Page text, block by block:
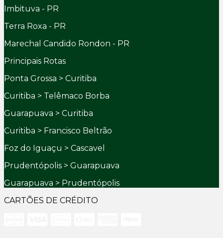
Imbituva - PR
Terra Roxa - PR
Marechal Candido Rondon - PR
Principais Rotas
Ponta Grossa > Curitiba
Curitiba > Telêmaco Borba
Guarapuava > Curitiba
Curitiba > Francisco Beltrão
Foz do Iguaçu > Cascavel
Prudentópolis > Guarapuava
Guarapuava > Prudentópolis
CARTÕES DE CRÉDITO